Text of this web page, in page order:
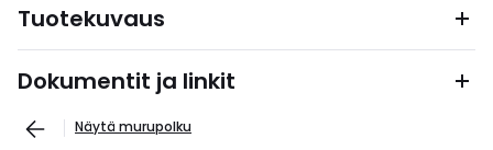
Tuotekuvaus
Dokumentit ja linkit
Näytä murupolku